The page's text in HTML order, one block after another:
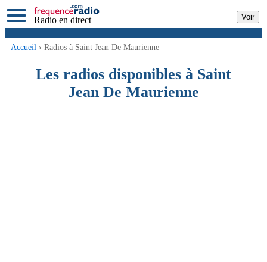
Radio en direct
Accueil › Radios à Saint Jean De Maurienne
Les radios disponibles à Saint
Jean De Maurienne